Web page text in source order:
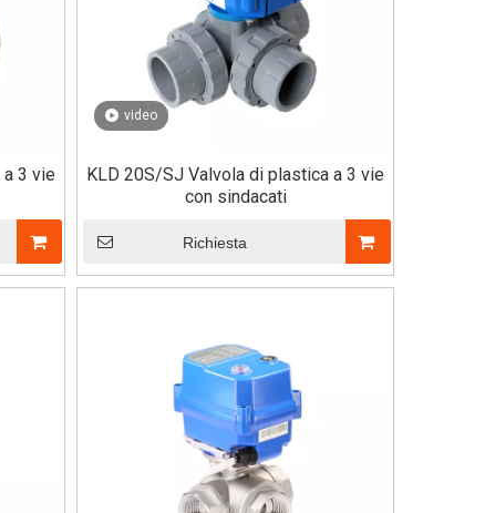
3 vie
video
KLD 20S/SJ Valvola di plastica a 3 vie
con sindacati
Richiesta